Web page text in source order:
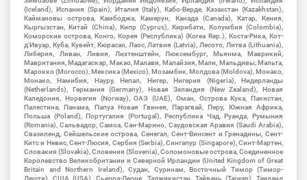
(Iceland), Испания (Spain), Италия (Italy), Кабо-Верде, Казахстан (Kazakhstan),
Каймановы острова, Камбоджа, Камерун, Канада (Canada), Катар, Кения,
Кыргызстан, Китай (China), Кипр (Cyprus), Кирибати, Колумбия (Colombia),
Коморские острова, Конго, Корея (Республика) (Korea Rep.), Коста-Рика, Кот-
д'Ивуар, Куба, Кувейт, Кюрасао, Лаос, Латвия (Latvia), Лесото, Литва (Lithuania),
Либерия, Ливан, Ливия, Лихтенштейн, Люксембург, Мьянма, Маврикий,
Мавритания, Мадагаскар, Макао, Малави, Малайзия, Мали, Мальдивы, Мальта,
Марокко (Morocco), Мексика (Mexico), Мозамбик, Молдова (Moldova), Монако,
Монако, Намибия, Науру, Непал, Нигер, Нигерия (Nigeria), Нидерланды
(Netherlands), Германия (Germany), Новая Зеландия (New Zealand), Новая
Каледония, Норвегия (Norway), ОАЭ (UAE), Оман, Острова Кука, Пакистан,
Палестина, Панама, Папуа Новая Гвинея, Парагвай, Перу, Южная Африка,
Польша (Poland), Португалия (Portugal), Республика Чад, Руанда, Румыния
(Romania), Сальвадор, Самоа, Сан-Марино, Саудовская Аравия (Saudi Arabia),
Свазиленд, Сейшельские острова, Сенегал, Сент-Винсент и Гренадины, Сент-
Китс и Невис, Сент-Люсия, Сербия (Serbia), Сингапур (Singapore), Синт-Мартен,
Словакия (Slovakia), Словения (Slovenia), Соломоновые острова, Соединенное
Королевство Великобритании и Северной Ирландии (United Kingdom of Great
Britain and Northern Ireland), Судан, Суринам, Восточный Тимор (Тимор-